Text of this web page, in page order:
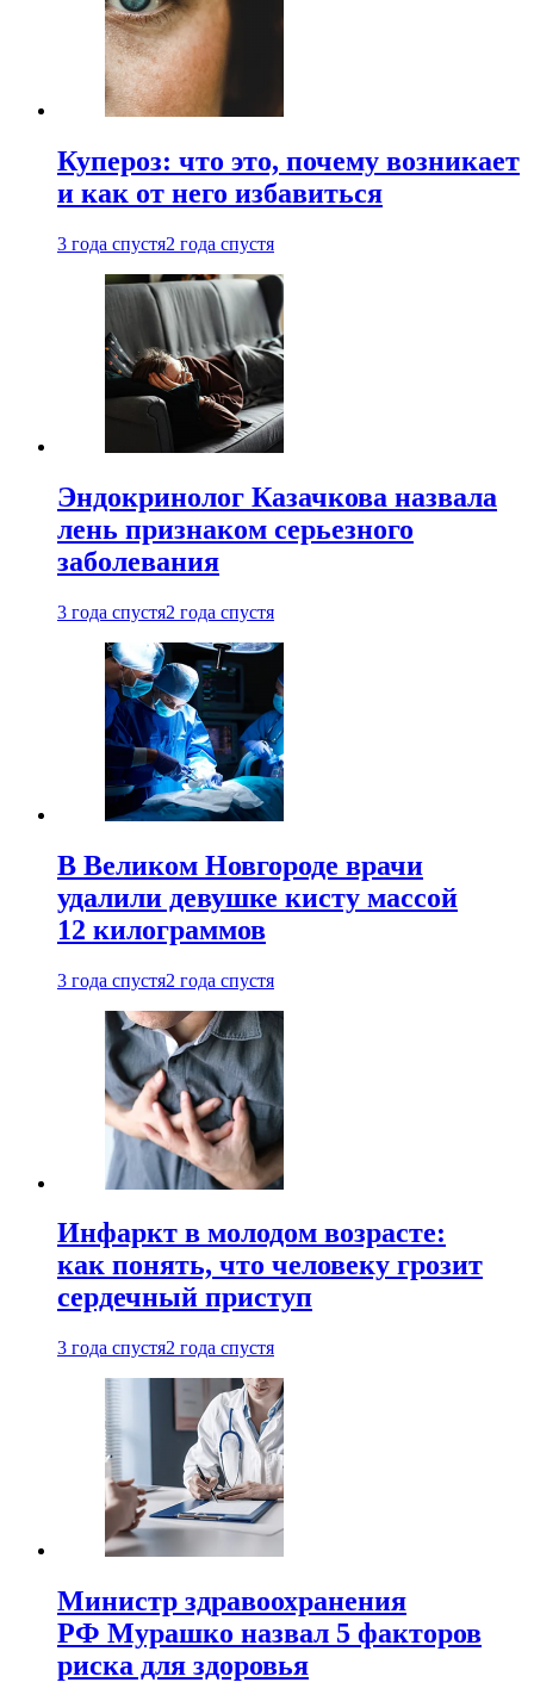
Купероз: что это, почему возникает
и как от него избавиться
3 года спустя2 года спустя
Эндокринолог Казачкова назвала
лень признаком серьезного
заболевания
3 года спустя2 года спустя
В Великом Новгороде врачи
удалили девушке кисту массой
12 килограммов
3 года спустя2 года спустя
Инфаркт в молодом возрасте:
как понять, что человеку грозит
сердечный приступ
3 года спустя2 года спустя
Министр здравоохранения
РФ Мурашко назвал 5 факторов
риска для здоровья